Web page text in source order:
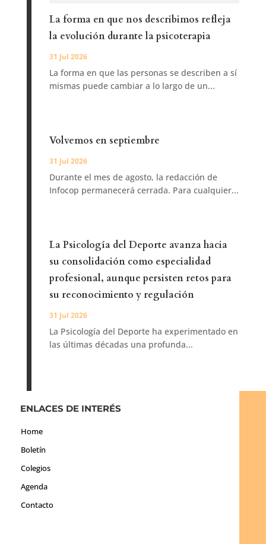
La forma en que nos describimos refleja
la evolución durante la psicoterapia
31 Jul 2026
La forma en que las personas se describen a sí
mismas puede cambiar a lo largo de un...
Volvemos en septiembre
31 Jul 2026
Durante el mes de agosto, la redacción de
Infocop permanecerá cerrada. Para cualquier...
La Psicología del Deporte avanza hacia
su consolidación como especialidad
profesional, aunque persisten retos para
su reconocimiento y regulación
31 Jul 2026
La Psicología del Deporte ha experimentado en
las últimas décadas una profunda...
ENLACES DE INTERÉS
Home
Boletín
Colegios
Agenda
Contacto